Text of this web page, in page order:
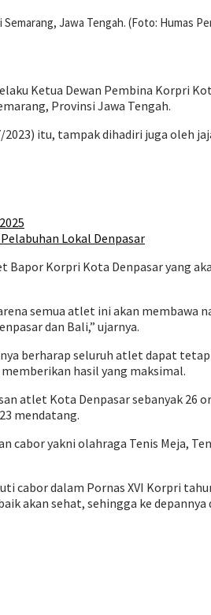
Jawa Tengah. (Foto: Humas
Ketua Dewan Pembina Korpri
Provinsi Jawa Tengah.
itu, tampak dihadiri juga oleh
Lokal Denpasar
Korpri Kota Denpasar yang
semua atlet ini akan membawa
dan Bali,” ujarnya.
berharap seluruh atlet dapat
hasil yang maksimal.
atlet Kota Denpasar sebanyak
mendatang.
yakni olahraga Tenis Meja,
dalam Pornas XVI Korpri
akan sehat, sehingga ke